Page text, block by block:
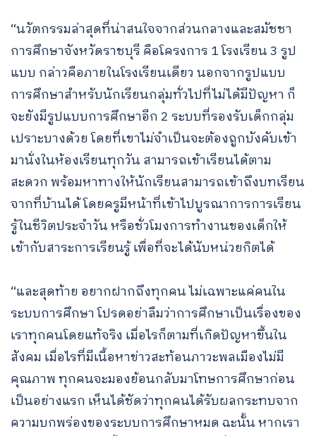
“นวัตกรรมล่าสุดที่น่าสนใจจากส่วนกลางและสมัชชา
การศึกษาจังหวัดราชบุรี คือโครงการ 1 โรงเรียน 3 รูป
แบบ กล่าวคือภายในโรงเรียนเดียว นอกจากรูปแบบ
การศึกษาสำหรับนักเรียนกลุ่มทั่วไปที่ไม่ได้มีปัญหา ก็
จะยังมีรูปแบบการศึกษาอีก 2 ระบบที่รองรับเด็กกลุ่ม
เปราะบางด้วย โดยที่เขาไม่จำเป็นจะต้องถูกบังคับเข้า
มานั่งในห้องเรียนทุกวัน สามารถเข้าเรียนได้ตาม
สะดวก พร้อมหาทางให้นักเรียนสามารถเข้าถึงบทเรียน
จากที่บ้านได้ โดยครูมีหน้าที่เข้าไปบูรณาการการเรียน
รู้ในชีวิตประจำวัน หรือชั่วโมงการทำงานของเด็กให้
เข้ากับสาระการเรียนรู้ เพื่อที่จะได้นับหน่วยกิตได้
“และสุดท้าย อยากฝากถึงทุกคน ไม่เฉพาะแค่คนใน
ระบบการศึกษา โปรดอย่าลืมว่าการศึกษาเป็นเรื่องของ
เราทุกคนโดยแท้จริง เมื่อไรก็ตามที่เกิดปัญหาขึ้นใน
สังคม เมื่อไรที่มีเนื้อหาข่าวสะท้อนภาวะพลเมืองไม่มี
คุณภาพ ทุกคนจะมองย้อนกลับมาโทษการศึกษาก่อน
เป็นอย่างแรก เห็นได้ชัดว่าทุกคนได้รับผลกระทบจาก
ความบกพร่องของระบบการศึกษาหมด ฉะนั้น หากเรา